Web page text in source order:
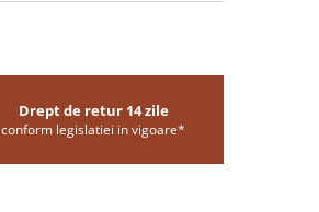
Drept de retur 14 zile
conform legislatiei in vigoare*